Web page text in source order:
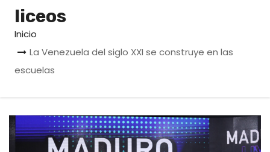
liceos
Inicio
La Venezuela del siglo XXI se construye en las
escuelas